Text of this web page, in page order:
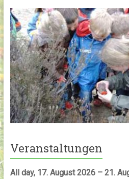
Veranstaltungen
All day, 17. August 2026 – 21.